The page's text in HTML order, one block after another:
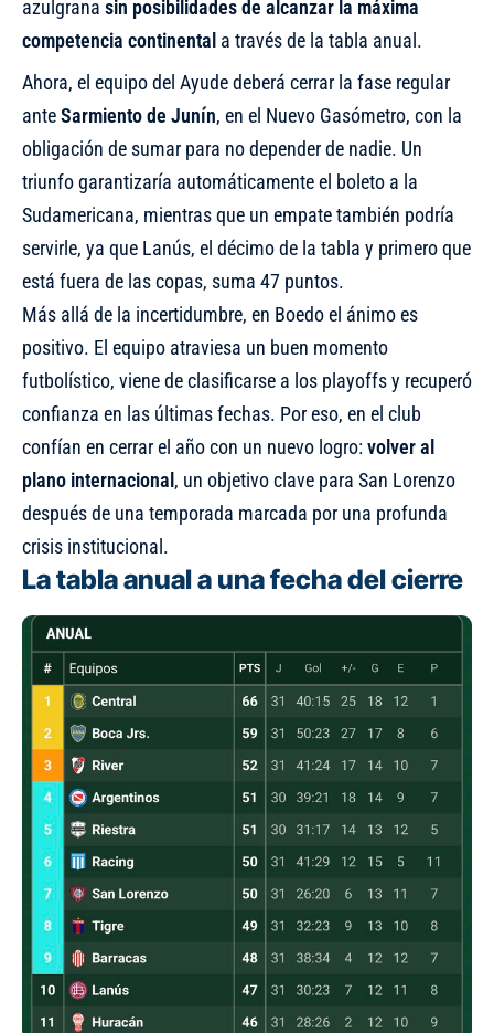
azulgrana sin posibilidades de alcanzar la máxima
competencia continental a través de la tabla anual.
Ahora, el equipo del Ayude deberá cerrar la fase regular
anteSarmiento de Junín, en el Nuevo Gasómetro, con la
obligación de sumar para no depender de nadie. Un
triunfo garantizaría automáticamente el boleto a la
Sudamericana, mientras que un empate también podría
servirle, ya que Lanús, el décimo de la tabla y primero que
está fuera de las copas, suma 47 puntos.
Más allá de la incertidumbre, en Boedo el ánimo es
positivo. El equipo atraviesa un buen momento
futbolístico, viene de clasificarse a los playoffs y recuperó
confianza en las últimas fechas. Por eso, en el club
confían en cerrar el año con un nuevo logro:volver al
plano internacional, un objetivo clave para San Lorenzo
después de una temporada marcada por una profunda
crisis institucional.
La tabla anual a una fecha del cierre